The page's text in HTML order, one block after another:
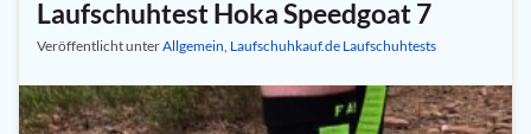
Laufschuhtest Hoka Speedgoat 7
Veröffentlicht unterAllgemein Laufschuhkauf.de Laufschuhtests